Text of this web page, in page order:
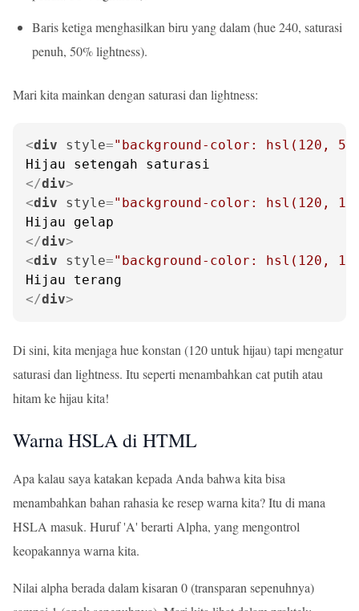
Baris ketiga menghasilkan biru yang dalam (hue 240, saturasi
penuh, 50% lightness).
Mari kita mainkan dengan saturasi dan lightness:
<div style="background-color: hsl(120,
</div>
<div style="background-color: hsl(120,
</div>
<div style="background-color: hsl(120,
</div>
Di sini, kita menjaga hue konstan (120 untuk hijau) tapi mengatur
saturasi dan lightness. Itu seperti menambahkan cat putih atau
hitam ke hijau kita!
Warna HSLA di HTML
Apa kalau saya katakan kepada Anda bahwa kita bisa
menambahkan bahan rahasia ke resep warna kita? Itu di mana
HSLA masuk. Huruf 'A' berarti Alpha, yang mengontrol
keopakannya warna kita.
Nilai alpha berada dalam kisaran 0 (transparan sepenuhnya)